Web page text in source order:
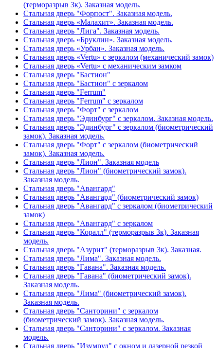
(терморазрыв 3к). Заказная модель.
Стальная дверь "Форпост". Заказная модель.
Стальная дверь «Малахит». Заказная модель.
Стальная дверь "Лига". Заказная модель.
Стальная дверь «Бруклин». Заказная модель.
Стальная дверь «Урбан». Заказная модель.
Стальная дверь «Vertu» с зеркалом (механический замок)
Стальная дверь «Vertu» с механическим замком
Стальная дверь "Бастион"
Стальная дверь "Бастион" с зеркалом
Стальная дверь "Ferrum"
Стальная дверь "Ferrum" с зеркалом
Стальная дверь "Форт" с зеркалом
Стальная дверь "Эдинбург" с зеркалом. Заказная модель.
Стальная дверь "Эдинбург" с зеркалом (биометрический
замок). Заказная модель.
Стальная дверь "Форт" с зеркалом (биометрический
замок). Заказная модель.
Стальная дверь "Лион". Заказная модель
Стальная дверь "Лион" (биометрический замок).
Заказная модель.
Стальная дверь "Авангард"
Стальная дверь "Авангард" (биометрический замок)
Стальная дверь "Авангард" с зеркалом (биометрический
замок)
Стальная дверь "Авангард" с зеркалом
Стальная дверь "Коралл" (терморазрыв 3к). Заказная
модель.
Стальная дверь "Азурит" (терморазрыв 3к). Заказная.
Стальная дверь "Лима". Заказная модель.
Стальная дверь "Гавана". Заказная модель.
Стальная дверь "Гавана" (биометрический замок).
Заказная модель.
Стальная дверь "Лима" (биометрический замок).
Заказная модель.
Стальная дверь "Санторини" с зеркалом
(биометрический замок). Заказная модель.
Стальная дверь "Санторини" с зеркалом. Заказная
модель.
Стальная дверь "Изумруд" с окном и лазерной резкой